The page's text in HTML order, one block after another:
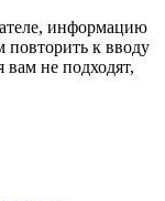
информацию
повторить к вводу
вам не подходят,